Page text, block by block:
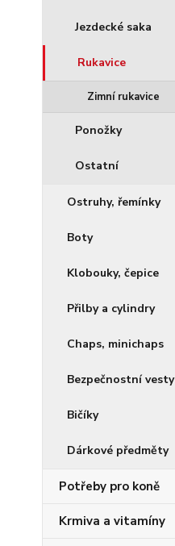
Jezdecké saka
Rukavice
Zimní rukavice
Ponožky
Ostatní
Ostruhy, řemínky
Boty
Klobouky, čepice
Přilby a cylindry
Chaps, minichaps
Bezpečnostní vesty
Bičíky
Dárkové předměty
Potřeby pro koně
Krmiva a vitamíny